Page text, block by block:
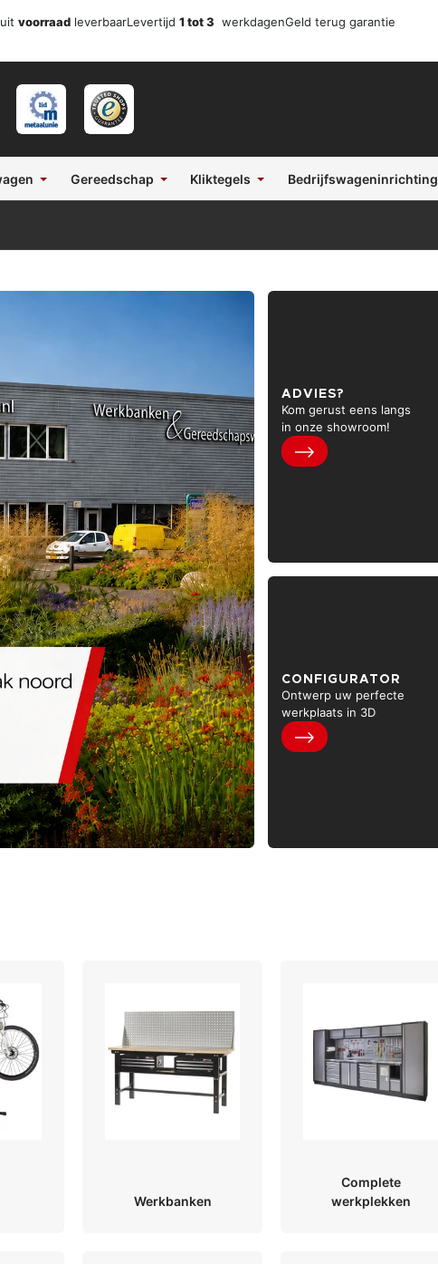
voorraad leverbaarLevertijd 1 tot 3 werkdagenGeld terug garantie
Gereedschap Kliktegels Bedrijfswageninrichting
ADVIES?
Kom gerust eens langs
in onze showroom!
CONFIGURATOR
Ontwerp uw perfecte
werkplaats in 3D
Werkbanken
Complete
werkplekken